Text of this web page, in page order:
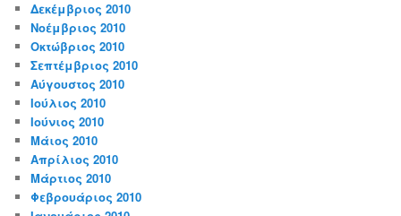
Δεκέμβριος 2010
Νοέμβριος 2010
Οκτώβριος 2010
Σεπτέμβριος 2010
Αύγουστος 2010
Ιούλιος 2010
Ιούνιος 2010
Μάιος 2010
Απρίλιος 2010
Μάρτιος 2010
Φεβρουάριος 2010